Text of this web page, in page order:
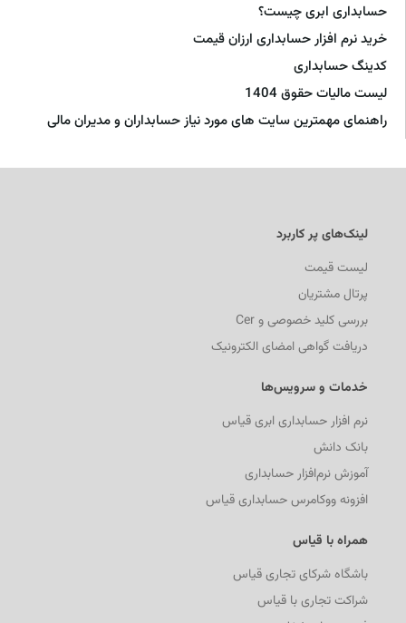
حسابداری ابری چیست؟
خرید نرم افزار حسابداری ارزان قیمت
کدینگ حسابداری
لیست مالیات حقوق 1404
راهنمای مهمترین سایت های مورد نیاز حسابداران و مدیران مالی
لینک‌های پر کاربرد
لیست قیمت
پرتال مشتریان
بررسی کلید خصوصی و Cer
دریافت گواهی امضای الکترونیک
خدمات و سرویس‌ها
نرم افزار حسابداری ابری قیاس
بانک دانش
آموزش نرم‌افزار حسابداری
افزونه ووکامرس حسابداری قیاس
همراه با قیاس
باشگاه شرکای تجاری قیاس
شراکت تجاری با قیاس